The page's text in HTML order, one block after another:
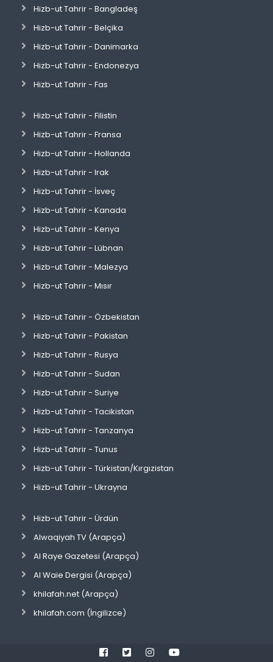
Hizb-ut Tahrir - Bangladeş
Hizb-ut Tahrir - Belçika
Hizb-ut Tahrir - Danimarka
Hizb-ut Tahrir - Endonezya
Hizb-ut Tahrir - Fas
Hizb-ut Tahrir - Filistin
Hizb-ut Tahrir - Fransa
Hizb-ut Tahrir - Hollanda
Hizb-ut Tahrir - Irak
Hizb-ut Tahrir - İsveç
Hizb-ut Tahrir - Kanada
Hizb-ut Tahrir - Kenya
Hizb-ut Tahrir - Lübnan
Hizb-ut Tahrir - Malezya
Hizb-ut Tahrir - Mısır
Hizb-ut Tahrir - Özbekistan
Hizb-ut Tahrir - Pakistan
Hizb-ut Tahrir - Rusya
Hizb-ut Tahrir - Sudan
Hizb-ut Tahrir - Suriye
Hizb-ut Tahrir - Tacikistan
Hizb-ut Tahrir - Tanzanya
Hizb-ut Tahrir - Tunus
Hizb-ut Tahrir - Türkistan/Kırgızistan
Hizb-ut Tahrir - Ukrayna
Hizb-ut Tahrir - Ürdün
Alwaqiyah TV (Arapça)
Al Raye Gazetesi (Arapça)
Al Waie Dergisi (Arapça)
khilafah.net (Arapça)
khilafah.com (İngilizce)